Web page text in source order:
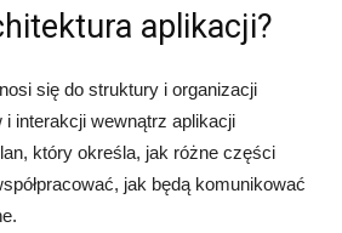
aplikacji?
się do struktury i organizacji
i interakcji wewnątrz aplikacji
który określa, jak różne części
jak będą komunikować